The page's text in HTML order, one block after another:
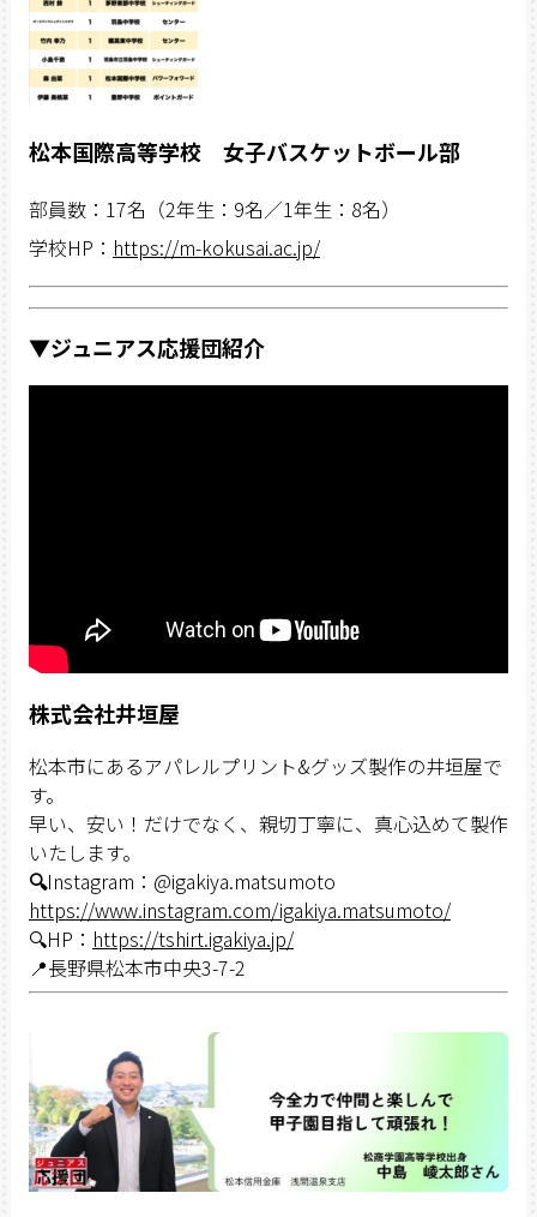
松本国際高等学校 女子バスケットボール部
部員数：17名（2年生：9名／1年生：8名）
学校HP： https://m-kokusai.ac.jp/
▼ジュニアス応援団紹介
株式会社井垣屋
松本市にあるアパレルプリント&グッズ製作の井垣屋で
す。
早い、安い！だけでなく、親切丁寧に、真心込めて製作
いたします。
🔍Instagram：@igakiya.matsumoto
https://www.instagram.com/igakiya.matsumoto/
🔍HP： https://tshirt.igakiya.jp/
📍長野県松本市中央3-7-2